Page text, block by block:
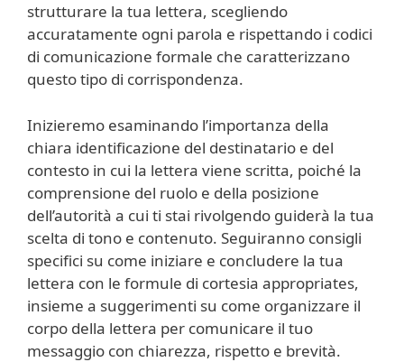
strutturare la tua lettera, scegliendo
accuratamente ogni parola e rispettando i codici
di comunicazione formale che caratterizzano
questo tipo di corrispondenza.
Inizieremo esaminando l’importanza della
chiara identificazione del destinatario e del
contesto in cui la lettera viene scritta, poiché la
comprensione del ruolo e della posizione
dell’autorità a cui ti stai rivolgendo guiderà la tua
scelta di tono e contenuto. Seguiranno consigli
specifici su come iniziare e concludere la tua
lettera con le formule di cortesia appropriates,
insieme a suggerimenti su come organizzare il
corpo della lettera per comunicare il tuo
messaggio con chiarezza, rispetto e brevità.